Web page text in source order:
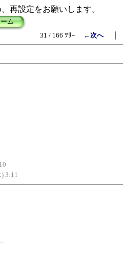
再設定をお願いします。
ム
31 / 166 ﾂﾘｰ
←次へ｜
3:11